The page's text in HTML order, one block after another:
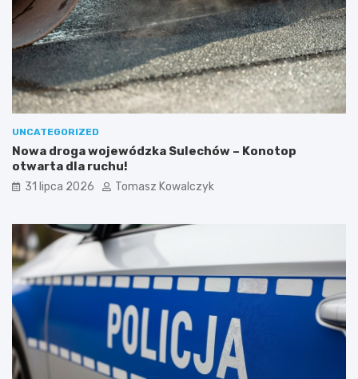
UNCATEGORIZED
Nowa droga wojewódzka Sulechów – Konotop
otwarta dla ruchu!
31 lipca 2026 Tomasz Kowalczyk